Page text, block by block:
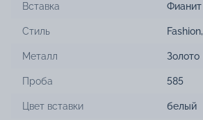
Вставка Фианит
Стиль Fashion,
Металл Золото
Проба 585
Цвет вставки белый